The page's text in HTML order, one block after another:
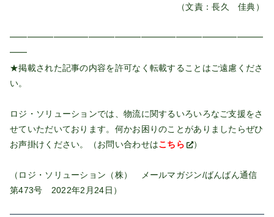
（文責：長久 佳典）
━━━━━━━━━━━━━━━━━━━━━━━━━━━━━
━━
★掲載された記事の内容を許可なく転載することはご遠慮くださ
い。
ロジ・ソリューションでは、物流に関するいろいろなご支援をさ
せていただいております。何かお困りのことがありましたらぜひ
お声掛けください。（お問い合わせはこちら ）
（ロジ・ソリューション（株） メールマガジン/ばんばん通信
第473号 2022年2月24日）